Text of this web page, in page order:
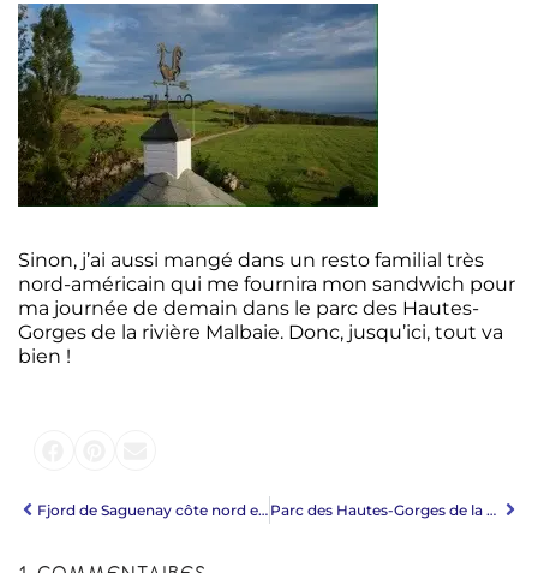
Sinon, j’ai aussi mangé dans un resto familial très
nord-américain qui me fournira mon sandwich pour
ma journée de demain dans le parc des Hautes-
Gorges de la rivière Malbaie. Donc, jusqu’ici, tout va
bien !
Fjord de Saguenay côte nord et les baleines à Tadoussac Parc des Hautes-Gorges de la rivière Malbaie & musée de la drave